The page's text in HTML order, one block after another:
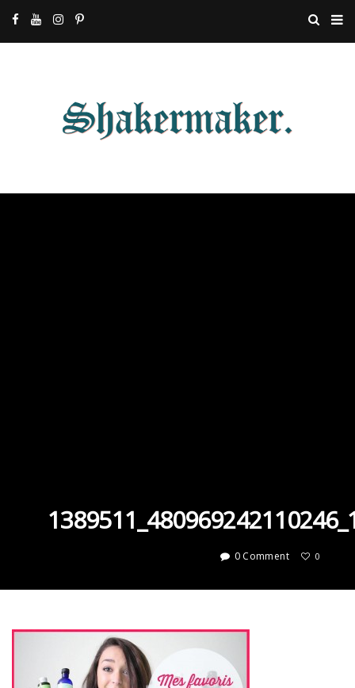
0 Comment 0